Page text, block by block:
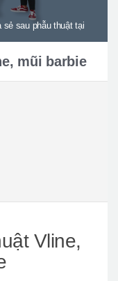
sẻ sau phẫu thuật tại
mũi barbie
Vline,